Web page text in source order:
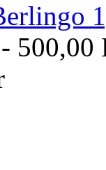
- 500,00